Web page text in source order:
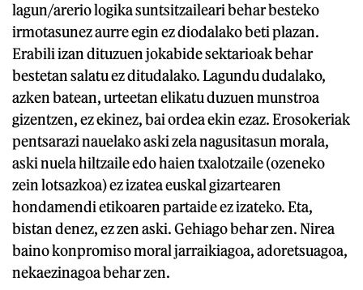
lagun/arerio logika suntsitzaileari behar besteko
irmotasunez aurre egin ez diodalako beti plazan.
Erabili izan dituzuen jokabide sektarioak behar
bestetan salatu ez ditudalako. Lagundu dudalako,
azken batean, urteetan elikatu duzuen munstroa
gizentzen, ez ekinez, bai ordea ekin ezaz. Erosokeriak
pentsarazi nauelako aski zela nagusitasun morala,
aski nuela hiltzaile edo haien txalotzaile (ozeneko
zein lotsazkoa) ez izatea euskal gizartearen
hondamendi etikoaren partaide ez izateko. Eta,
bistan denez, ez zen aski. Gehiago behar zen. Nirea
baino konpromiso moral jarraikiagoa, adoretsuagoa,
nekaezinagoa behar zen.